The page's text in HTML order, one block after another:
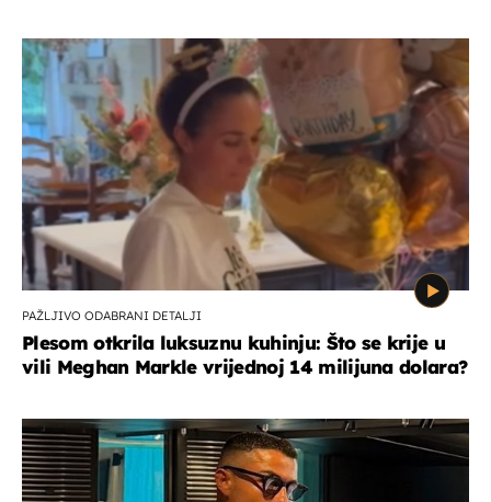
PAŽLJIVO ODABRANI DETALJI
Plesom otkrila luksuznu kuhinju: Što se krije u
vili Meghan Markle vrijednoj 14 milijuna dolara?